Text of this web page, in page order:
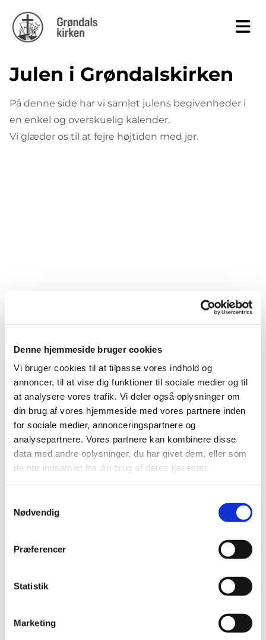
Denne hjemmeside bruger cookies
Vi bruger cookies til at tilpasse vores indhold og
annoncer, til at vise dig funktioner til sociale medier og til
at analysere vores trafik. Vi deler også oplysninger om
din brug af vores hjemmeside med vores partnere inden
for sociale medier, annonceringspartnere og
analysepartnere. Vores partnere kan kombinere disse
data med andre oplysninger, du har givet dem, eller som
de har indsamlet fra din brug af deres tjenester.
Nødvendig
Præferencer
Statistik
Marketing
Julen i Grøndalskirken
På denne side har vi samlet julens begivenheder i
en enkel og overskuelig kalender.
Vi glæder os til at fejre højtiden med jer.
Aktuelt i julen